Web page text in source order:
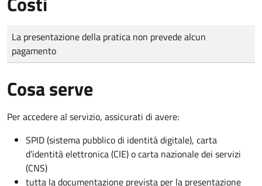
Tipo di pagamento
Importo
La presentazione della pratica non prevede alcun
pagamento
Cosa serve
Per accedere al servizio, assicurati di avere:
SPID (sistema pubblico di identità digitale), carta
d’identità elettronica (CIE) o carta nazionale dei servizi
(CNS)
tutta la documentazione prevista per la presentazione